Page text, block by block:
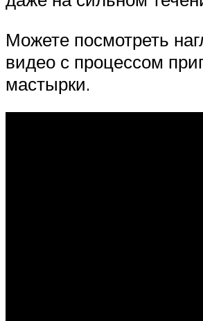
Можете посмотреть
видео с процессом
мастырки.